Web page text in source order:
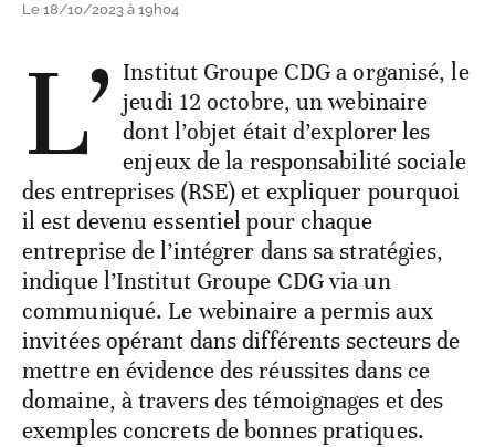
Le 18/10/2023 à 19h04
L’ Institut Groupe CDG a organisé, le
jeudi 12 octobre, un webinaire
dont l’objet était d’explorer les
enjeux de la responsabilité sociale
des entreprises (RSE) et expliquer pourquoi
il est devenu essentiel pour chaque
entreprise de l’intégrer dans sa stratégies,
indique l’Institut Groupe CDG via un
communiqué. Le webinaire a permis aux
invitées opérant dans différents secteurs de
mettre en évidence des réussites dans ce
domaine, à travers des témoignages et des
exemples concrets de bonnes pratiques.